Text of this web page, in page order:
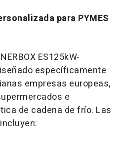
para PYMES
ES125kW-
específicamente
empresas europeas,
e
de cadena de frío. Las